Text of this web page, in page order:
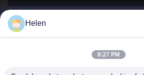
sales@perfectlaser.net
Helen
8:27 PM